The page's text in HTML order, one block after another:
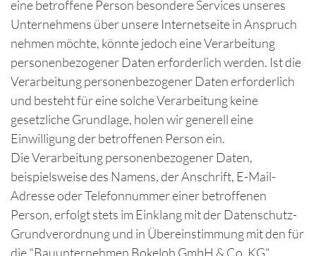
eine betroffene Person besondere Services unseres
Unternehmens über unsere Internetseite in Anspruch
nehmen möchte, könnte jedoch eine Verarbeitung
personenbezogener Daten erforderlich werden. Ist die
Verarbeitung personenbezogener Daten erforderlich
und besteht für eine solche Verarbeitung keine
gesetzliche Grundlage, holen wir generell eine
Einwilligung der betroffenen Person ein.
Die Verarbeitung personenbezogener Daten,
beispielsweise des Namens, der Anschrift, E-Mail-
Adresse oder Telefonnummer einer betroffenen
Person, erfolgt stets im Einklang mit der Datenschutz-
Grundverordnung und in Übereinstimmung mit den für
die "Bauunternehmen Bokeloh GmbH & Co. KG"